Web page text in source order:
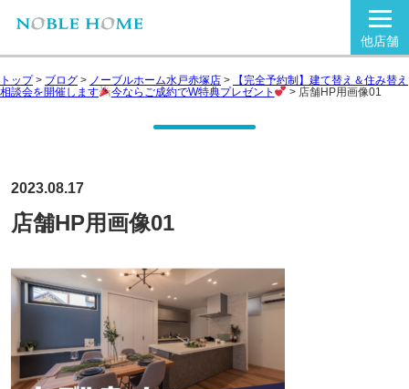
他店舗
トップ> ブログ > ノーブルホーム水戸赤塚店 >
【完全予約制】建て替え＆住み替え
相談会を開催します
今ならご成約でW特典プレゼント > 店舗HP用画像01
2023.08.17
店舗HP用画像01